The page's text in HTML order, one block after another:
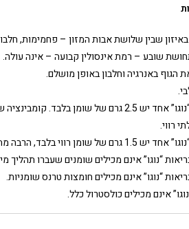
שבין שלושת אבות המזון – פחמימות,
שובע – רמת אינסולין קבועה – אינה עולה.
הגוף באנרגיה וחלבון באופן מושלם.
.
בחטיף “נוגו” אחד יש 2.5 גרם של שומן
רווי.
רווי בלבד, הרבה מתחת לרמה היומית המומלצת (כ- 20 גרם).
“נוגו” אינם מכילים שומנים שעברו תהליך
“נוגו” אינם מכילים חומצות טרנס שומניות.
אינם מכילים כולסטרול כלל.